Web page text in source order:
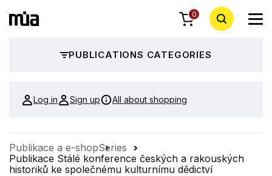
0
PUBLICATIONS CATEGORIES
Log in Sign up All about shopping
Publikace a e-shopSeries
Publikace Stálé konference českých a rakouských
historiků ke společnému kulturnímu dědictví